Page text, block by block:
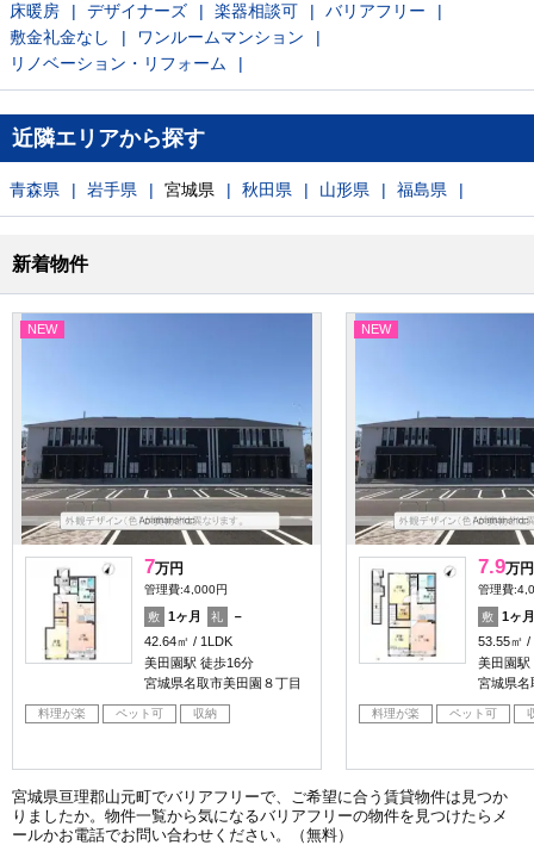
床暖房
デザイナーズ 楽器相談可
バリアフリー
敷金礼金なし
ワンルームマンション
リノベーション・リフォーム
近隣エリアから探す
青森県 岩手県 宮城県 秋田県 山形県 福島県
新着物件
NEW
7万円
管理費:4,000円
敷 1ヶ月 礼
－
42.64㎡
1LDK
美田園駅 徒歩16分
宮城県名取市美田園８丁目
料理が楽 ペット可 収納
NEW
7.9万円
管理費
敷
1ヶ月
53.55㎡
美田園駅
宮城県名
料理が楽 ペット可
宮城県亘理郡山元町でバリアフリーで、ご希望に合う賃貸物件は見つか
りましたか。物件一覧から気になるバリアフリーの物件を見つけたらメ
ールかお電話でお問い合わせください。（無料）